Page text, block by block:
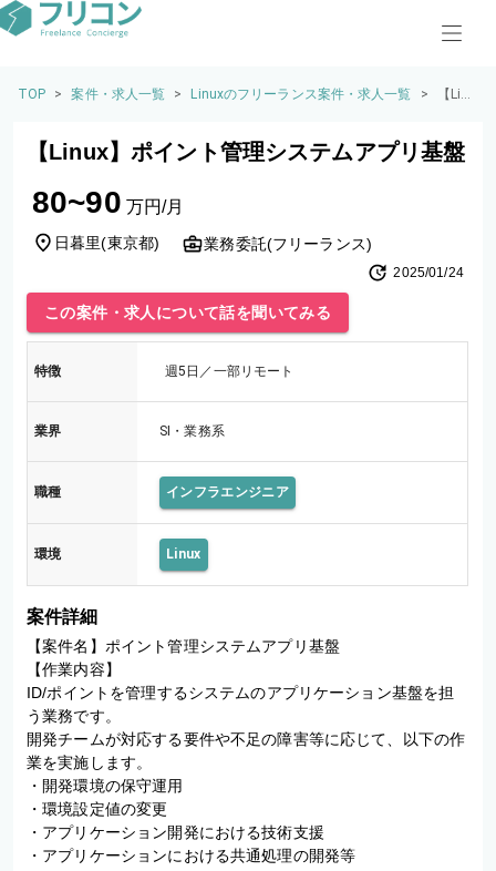
TOP > 案件・求人一覧 > Linuxのフリーランス案件・求人一覧 >
【Lin
ント
盤
【Linux】ポイント管理システムアプリ基盤
80~90 万円/月
日暮里(東京都) 業務委託(フリーランス)
2025/01/24
この案件・求人について話を聞いてみる
特徴 週5日／一部リモート
業界 SI・業務系
職種 インフラエンジニア
環境 Linux
案件詳細
【案件名】ポイント管理システムアプリ基盤
【作業内容】
ID/ポイントを管理するシステムのアプリケーション基盤を担
う業務です。
開発チームが対応する要件や不足の障害等に応じて、以下の作
業を実施します。
・開発環境の保守運用
・環境設定値の変更
・アプリケーション開発における技術支援